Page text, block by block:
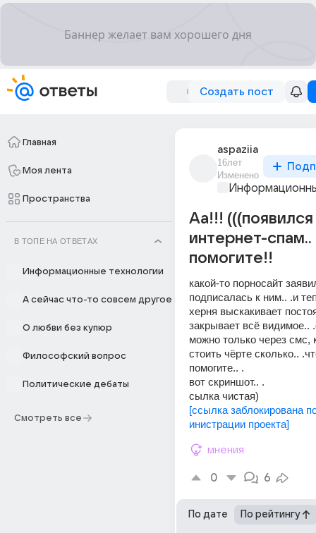
Создать пост
Главная
Моя лента
Пространства
В ТОПЕ НА ОТВЕТАХ
Информационные технологии
А сейчас что-то совсем другое
О любви без купюр
Философский вопрос
Политические дебаты
Смотреть все
aspaziia
16лет
Изменено
Аа!!!
интернет-спам..
помогите!!
какой-то порносайт
подписалась к ним.. .и
херня выскакивает
закрывает всё видимое..
можно только через смс,
стоить чёрте сколько..
помогите.. .
вот скриншот.. .
сылка чистая)
[ссылка заблокирована
инистрации проекта]
мнения
0 6
По дате По рейтингу